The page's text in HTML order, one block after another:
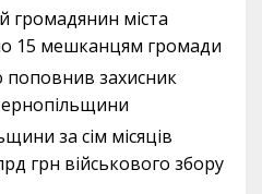
громадянин міста
15 мешканцям громади
поповнив захисник
за сім місяців
грн військового збору